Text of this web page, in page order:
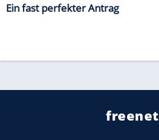
Ein fast perfekter Antrag
freenet